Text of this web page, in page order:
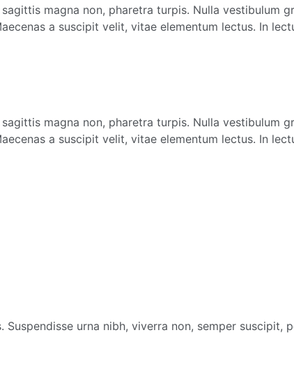
magna non, pharetra turpis. Nulla vestibulum
a suscipit velit, vitae elementum lectus. In
magna non, pharetra turpis. Nulla vestibulum
a suscipit velit, vitae elementum lectus. In
urna nibh, viverra non, semper suscipit,